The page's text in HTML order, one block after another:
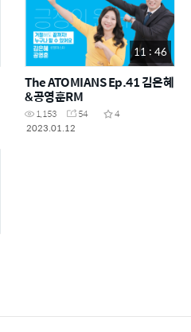
11 : 46
The ATOMIANS Ep.41 김은혜
&공영훈RM
1,153 54
4
2023.01.12